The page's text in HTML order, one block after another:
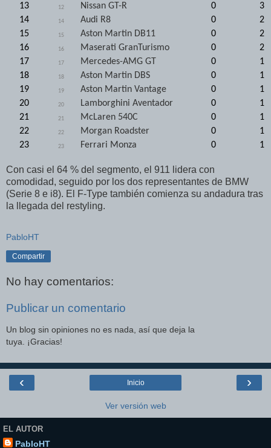
13
12 Nissan GT-R 0
3
14
14 Audi R8 0
2
15
15 Aston Martin DB11 0
2
16
16 Maserati GranTurismo 0
2
17
17 Mercedes-AMG GT 0
1
18
18 Aston Martin DBS 0
1
19
19 Aston Martin Vantage 0
1
20
20 Lamborghini Aventador 0
1
21
21 McLaren 540C 0
1
22
22 Morgan Roadster 0
1
23
23 Ferrari Monza 0 1
Con casi el 64 % del segmento, el 911 lidera con
comodidad, seguido por los dos representantes de BMW
(Serie 8 e i8). El F-Type también comienza su andadura tras
la llegada del restyling.
PabloHT
Compartir
No hay comentarios:
Publicar un comentario
Un blog sin opiniones no es nada, así que deja la
tuya. ¡Gracias!
‹ ›
Inicio
Ver versión web
EL AUTOR
PabloHT